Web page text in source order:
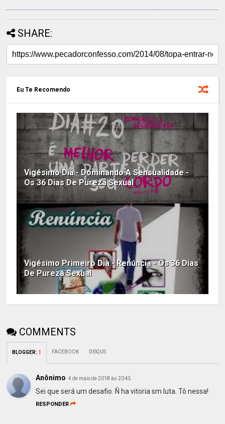
SHARE:
Eu Te Recomendo
Vigésimo Dia - Dominando A Sensualidade -
Os 36 Dias De Pureza Sexual
Vigésimo Primeiro Dia - Renúncia - Os 36 Dias
De Pureza Sexual
COMMENTS
BLOGGER: 1 FACEBOOK DISQUS
Anônimo 4 de maio de 2018 às 20:45
Sei que será um desafio. Ñ ha vitoria sm luta. Tô nessa!
RESPONDER